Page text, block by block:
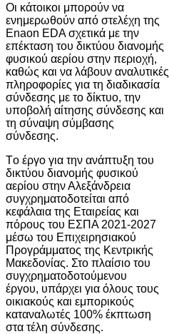
Οι κάτοικοι μπορούν να
ενημερωθούν από στελέχη της
Enaon EDA σχετικά με την
επέκταση του δικτύου διανομής
φυσικού αερίου στην περιοχή,
καθώς και να λάβουν αναλυτικές
πληροφορίες για τη διαδικασία
σύνδεσης με το δίκτυο, την
υποβολή αίτησης σύνδεσης και
τη σύναψη σύμβασης
σύνδεσης.
Tο έργο για την ανάπτυξη του
δικτύου διανομής φυσικού
αερίου στην Αλεξάνδρεια
συγχρηματοδοτείται από
κεφάλαια της Εταιρείας και
πόρους του ΕΣΠΑ 2021-2027
μέσω του Επιχειρησιακού
Προγράμματος της Κεντρικής
Μακεδονίας. Στο πλαίσιο του
συγχρηματοδοτούμενου
έργου, υπάρχει για όλους τους
οικιακούς και εμπορικούς
καταναλωτές 100% έκπτωση
στα τέλη σύνδεσης.